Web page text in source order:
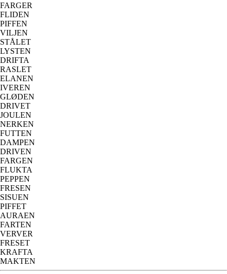
FARGER
FLIDEN
PIFFEN
VILJEN
STÅLET
LYSTEN
DRIFTA
RASLET
ELANEN
IVEREN
GLØDEN
DRIVET
JOULEN
NERKEN
FUTTEN
DAMPEN
DRIVEN
FARGEN
FLUKTA
PEPPEN
FRESEN
SISUEN
PIFFET
AURAEN
FARTEN
VERVER
FRESET
KRAFTA
MAKTEN